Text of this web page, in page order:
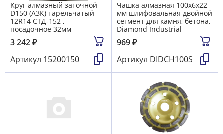
Круг алмазный заточной
D150 (АЗК) тарельчатый
12R14 СТД-152 ,
посадочное 32мм
3 242₽
Артикул 15200150
Чашка алмазная 100х6х22
мм шлифовальная двойной
сегмент для камня, бетона,
Diamond Industrial
969₽
Артикул DIDCH100S